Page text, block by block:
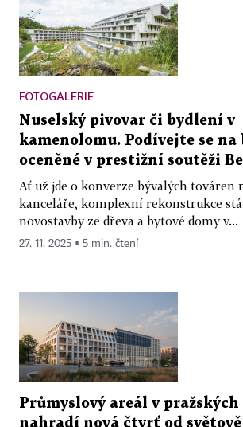
FOTOGALERIE
Nuselský pivovar či bydlení v
kamenolomu. Podívejte se na
oceněné v prestižní soutěži
Ať už jde o konverze bývalých továren
kanceláře, komplexní rekonstrukce
novostavby ze dřeva a bytové domy v...
27. 11. 2025 ▪ 5 min. čtení
Průmyslový areál v pražských
nahradí nová čtvrť od